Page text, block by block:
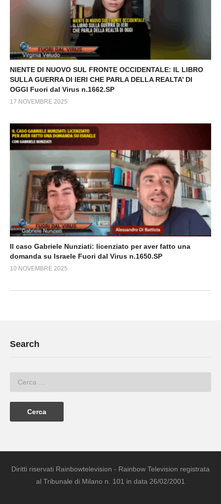
NIENTE DI NUOVO SUL FRONTE OCCIDENTALE: IL LIBRO
SULLA GUERRA DI IERI CHE PARLA DELLA REALTA’ DI
OGGI Fuori dal Virus n.1662.SP
17 NOVEMBRE 2025
Il caso Gabriele Nunziati: licenziato per aver fatto una
domanda su Israele Fuori dal Virus n.1650.SP
10 NOVEMBRE 2025
Search
Diritti riservati Rainbowtelevision - Rainbow Television registrata
al Tribunale di Milano n. 101 in data 26/02/2001